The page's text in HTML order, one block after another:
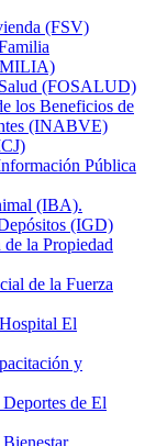
(FSV)
(FOSALUD)
los Beneficios de
(INABVE)
Pública
(IBA).
(IGD)
la Propiedad
de la Fuerza
El
y
de El